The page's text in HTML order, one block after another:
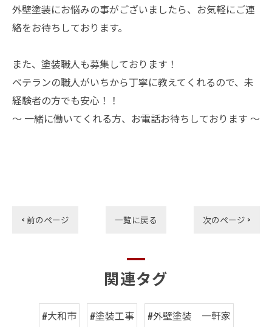
外壁塗装にお悩みの事がございましたら、お気軽にご連
絡をお待ちしております。
また、塗装職人も募集しております！
ベテランの職人がいちから丁寧に教えてくれるので、未
経験者の方でも安心！！
～ 一緒に働いてくれる方、お電話お待ちしております ～
< 前のページ 一覧に戻る 次のページ >
関連タグ
#大和市 #塗装工事
#外壁塗装 一軒家